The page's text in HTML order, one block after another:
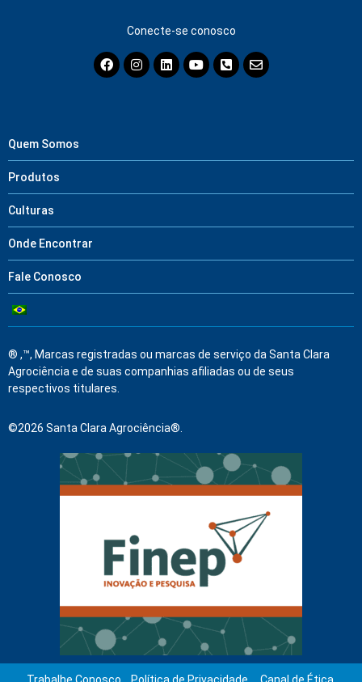
Conecte-se conosco
Quem Somos
Produtos
Culturas
Onde Encontrar
Fale Conosco
® ,™, Marcas registradas ou marcas de serviço da Santa Clara
Agrociência e de suas companhias afiliadas ou de seus
respectivos titulares.
©2026 Santa Clara Agrociência®.